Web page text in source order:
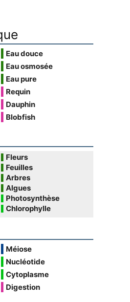
Eau douce
Eau osmosée
Eau pure
Requin
Dauphin
Blobfish
Fleurs
Feuilles
Arbres
Algues
Photosynthèse
Chlorophylle
Méiose
Nucléotide
Cytoplasme
Digestion